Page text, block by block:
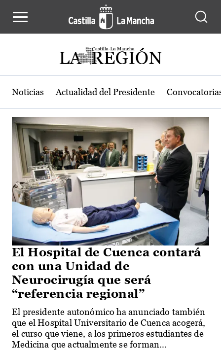
Actualidad de la región de Castilla-
Noticias Actualidad del Presidente
El Hospital de Cuenca contará
con una Unidad de
Neurocirugía que será
“referencia regional”
El presidente autonómico ha anunciado también
que el Hospital Universitario de Cuenca acogerá,
el curso que viene, a los primeros estudiantes de
Medicina que actualmente se forman...